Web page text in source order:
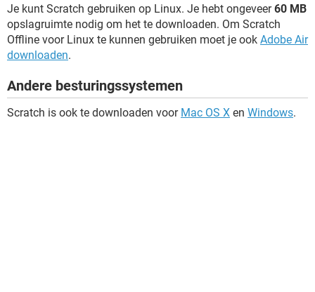
Je kunt Scratch gebruiken op Linux. Je hebt ongeveer60 MB
opslagruimte nodig om het te downloaden. Om Scratch
Offline voor Linux te kunnen gebruiken moet je ook Adobe Air
downloaden.
Andere besturingssystemen
Scratch is ook te downloaden voor Mac OS X en Windows.